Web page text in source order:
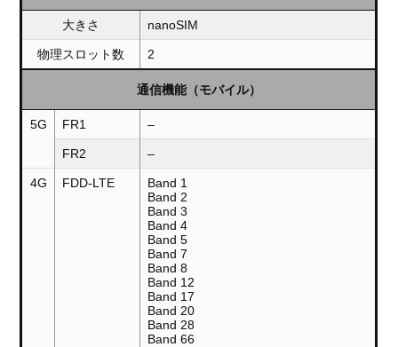
大きさ nanoSIM
物理スロット数 2
通信機能（モバイル）
5G FR1 –
FR2 –
4G FDD-LTE
Band 1
Band 2
Band 3
Band 4
Band 5
Band 7
Band 8
Band 12
Band 17
Band 20
Band 28
Band 66